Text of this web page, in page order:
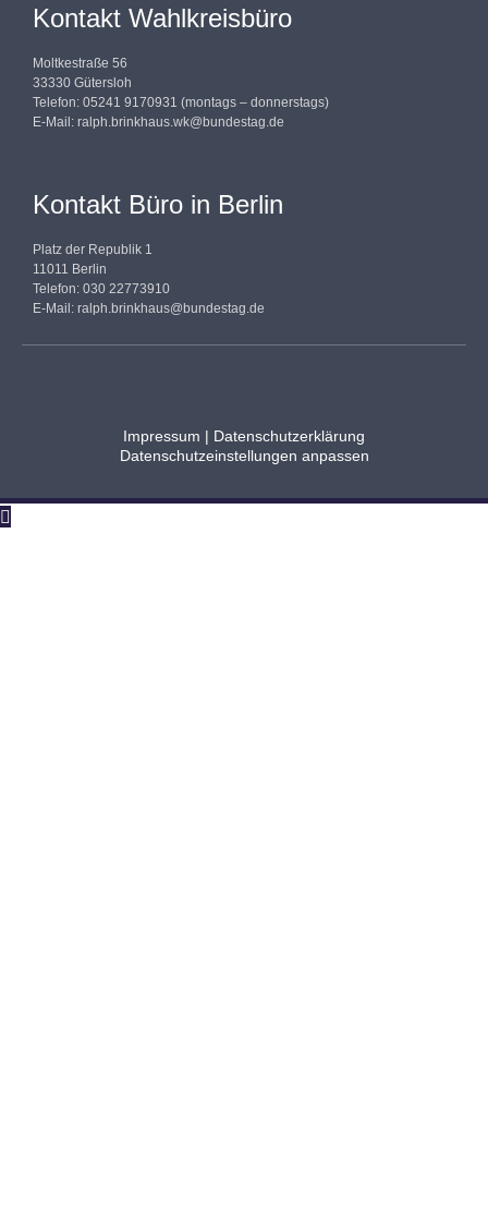
Kontakt Wahlkreisbüro
Moltkestraße 56
33330 Gütersloh
Telefon: 05241 9170931 (montags – donnerstags)
E-Mail: ralph.brinkhaus.wk@bundestag.de
Kontakt Büro in Berlin
Platz der Republik 1
11011 Berlin
Telefon: 030 22773910
E-Mail: ralph.brinkhaus@bundestag.de
Impressum | Datenschutzerklärung
Datenschutzeinstellungen anpassen